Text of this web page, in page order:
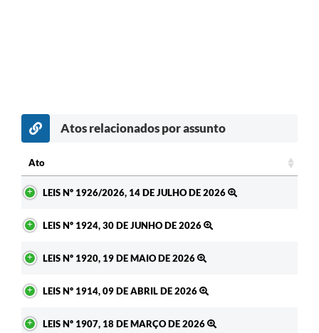
Atos relacionados por assunto
Ato
LEIS Nº 1926/2026, 14 DE JULHO DE 2026
LEIS Nº 1924, 30 DE JUNHO DE 2026
LEIS Nº 1920, 19 DE MAIO DE 2026
LEIS Nº 1914, 09 DE ABRIL DE 2026
LEIS Nº 1907, 18 DE MARÇO DE 2026